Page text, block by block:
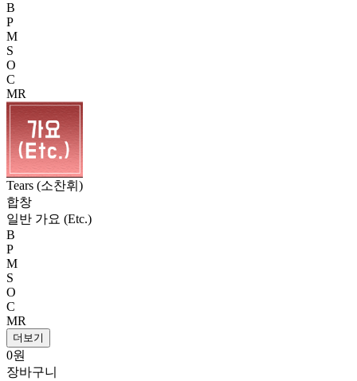
B
P
M
S
O
C
MR
Tears (소찬휘)
합창
일반 가요 (Etc.)
B
P
M
S
O
C
MR
더보기
0원
장바구니